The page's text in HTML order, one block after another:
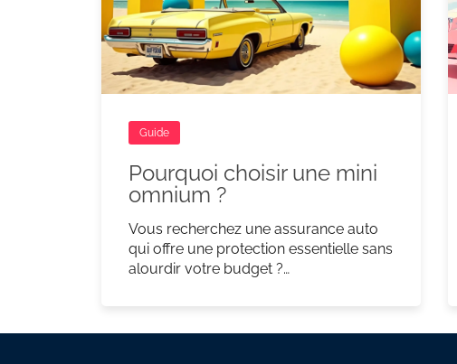
Guide
Pourquoi choisir une mini
omnium ?
Vous recherchez une assurance auto
qui offre une protection essentielle sans
alourdir votre budget ?…